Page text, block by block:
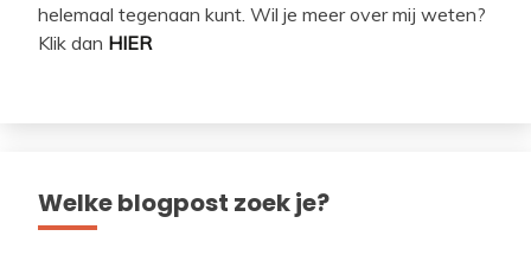
helemaal tegenaan kunt. Wil je meer over mij weten?
Klik dan HIER
Welke blogpost zoek je?